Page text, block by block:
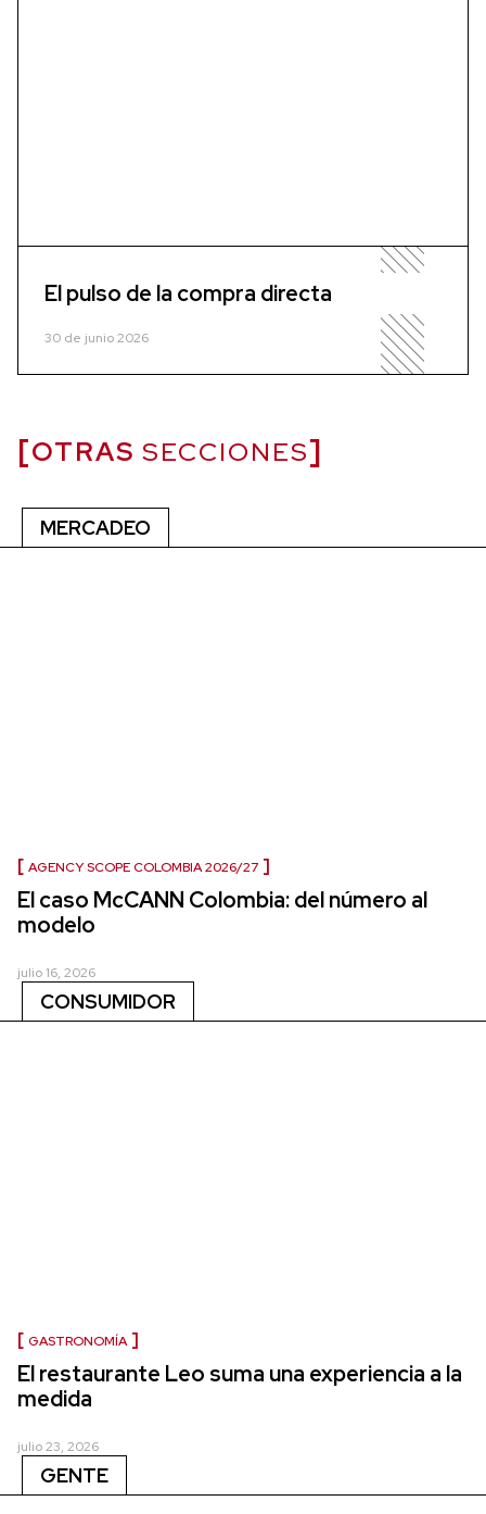
El pulso de la compra directa
30 de junio 2026
OTRAS SECCIONES
MERCADEO
AGENCY SCOPE COLOMBIA 2026/27
El caso McCANN Colombia: del número al
modelo
julio 16, 2026
CONSUMIDOR
GASTRONOMÍA
El restaurante Leo suma una experiencia a la
medida
julio 23, 2026
GENTE